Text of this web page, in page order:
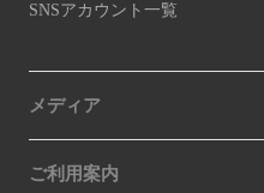
SNSアカウント一覧
メディア
ご利用案内